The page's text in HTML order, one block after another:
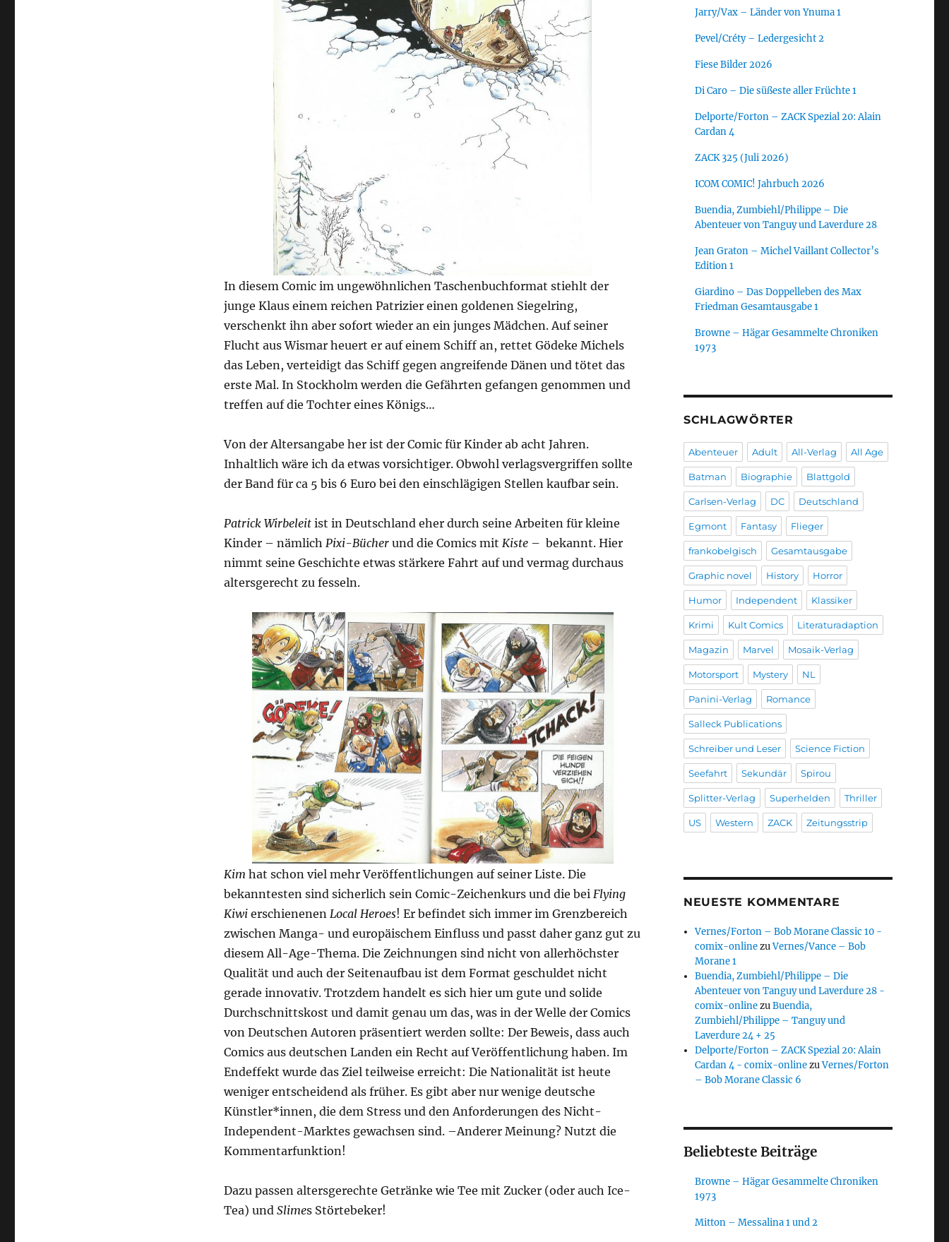
In diesem Comic im ungewöhnlichen Taschenbuchformat stiehlt der
junge Klaus einem reichen Patrizier einen goldenen Siegelring,
verschenkt ihn aber sofort wieder an ein junges Mädchen. Auf seiner
Flucht aus Wismar heuert er auf einem Schiff an, rettet Gödeke Michels
das Leben, verteidigt das Schiff gegen angreifende Dänen und tötet das
erste Mal. In Stockholm werden die Gefährten gefangen genommen und
treffen auf die Tochter eines Königs…
Von der Altersangabe her ist der Comic für Kinder ab acht Jahren.
Inhaltlich wäre ich da etwas vorsichtiger. Obwohl verlagsvergriffen sollte
der Band für ca 5 bis 6 Euro bei den einschlägigen Stellen kaufbar sein.
Patrick Wirbeleitist in Deutschland eher durch seine Arbeiten für kleine
Kinder – nämlich Pixi-Bücherund die Comics mit Kiste– bekannt. Hier
nimmt seine Geschichte etwas stärkere Fahrt auf und vermag durchaus
altersgerecht zu fesseln.
Kim hat schon viel mehr Veröffentlichungen auf seiner Liste. Die
bekanntesten sind sicherlich sein Comic-Zeichenkurs und die bei Flying
Kiwierschienenen Local Heroes! Er befindet sich immer im Grenzbereich
zwischen Manga- und europäischem Einfluss und passt daher ganz gut zu
diesem All-Age-Thema. Die Zeichnungen sind nicht von allerhöchster
Qualität und auch der Seitenaufbau ist dem Format geschuldet nicht
gerade innovativ. Trotzdem handelt es sich hier um gute und solide
Durchschnittskost und damit genau um das, was in der Welle der Comics
von Deutschen Autoren präsentiert werden sollte: Der Beweis, dass auch
Comics aus deutschen Landen ein Recht auf Veröffentlichung haben. Im
Endeffekt wurde das Ziel teilweise erreicht: Die Nationalität ist heute
weniger entscheidend als früher. Es gibt aber nur wenige deutsche
Künstler*innen, die dem Stress und den Anforderungen des Nicht-
Independent-Marktes gewachsen sind. –Anderer Meinung? Nutzt die
Kommentarfunktion!
Dazu passen altersgerechte Getränke wie Tee mit Zucker (oder auch Ice-
Tea) und Slimes Störtebeker!
Jarry/Vax – Länder von Ynuma 1
Pevel/Créty – Ledergesicht 2
Fiese Bilder 2026
Di Caro – Die süßeste aller Früchte 1
Delporte/Forton – ZACK Spezial 20: Alain
Cardan 4
ZACK 325 (Juli 2026)
ICOM COMIC! Jahrbuch 2026
Buendia, Zumbiehl/Philippe – Die
Abenteuer von Tanguy und Laverdure 28
Jean Graton – Michel Vaillant Collector’s
Edition 1
Giardino – Das Doppelleben des Max
Friedman Gesamtausgabe 1
Browne – Hägar Gesammelte Chroniken
1973
SCHLAGWÖRTER
Abenteuer Adult All-Verlag All Age
Batman Biographie Blattgold
Carlsen-Verlag DC Deutschland
Egmont Fantasy Flieger
frankobelgisch Gesamtausgabe
Graphic novel History Horror
Humor Independent Klassiker
Krimi Kult Comics Literaturadaption
Magazin Marvel Mosaik-Verlag
Motorsport Mystery NL
Panini-Verlag Romance
Salleck Publications
Schreiber und Leser Science Fiction
Seefahrt Sekundär Spirou
Splitter-Verlag Superhelden Thriller
US Western ZACK Zeitungsstrip
NEUESTE KOMMENTARE
Vernes/Forton – Bob Morane Classic 10 -
comix-onlinezuVernes/Vance – Bob
Morane 1
Buendia, Zumbiehl/Philippe – Die
Abenteuer von Tanguy und Laverdure 28 -
comix-onlinezuBuendia,
Zumbiehl/Philippe – Tanguy und
Laverdure 24 + 25
Delporte/Forton – ZACK Spezial 20: Alain
Cardan 4 - comix-onlinezuVernes/Forton
– Bob Morane Classic 6
Beliebteste Beiträge
Browne – Hägar Gesammelte Chroniken
1973
Mitton – Messalina 1 und 2